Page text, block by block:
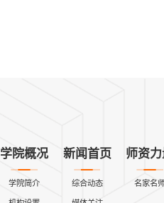
学院概况
学院简介
新闻首页
综合动态
师资
名家名